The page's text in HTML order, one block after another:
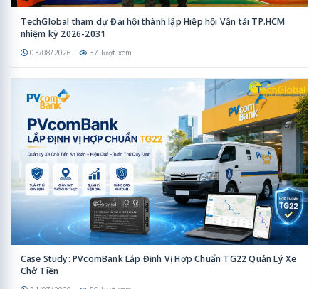
TechGlobal tham dự Đại hội thành lập Hiệp hội Vận tải TP.HCM
nhiệm kỳ 2026-2031
03/08/2026 37 lượt xem
Case Study: PVcomBank Lắp Định Vị Hợp Chuẩn TG22 Quản Lý Xe
Chở Tiền